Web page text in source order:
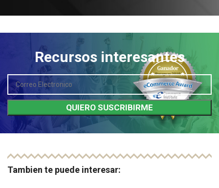
Recursos interesantes
Tambien te puede interesar: